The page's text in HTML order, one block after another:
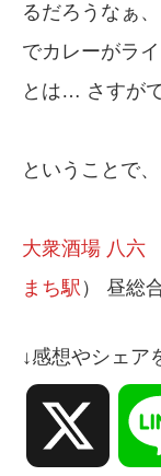
るだろうなぁ
でカレーがラ
とは… さすがで
ということで
大衆酒場 八六
まち駅 ） 昼総
↓感想やシェア